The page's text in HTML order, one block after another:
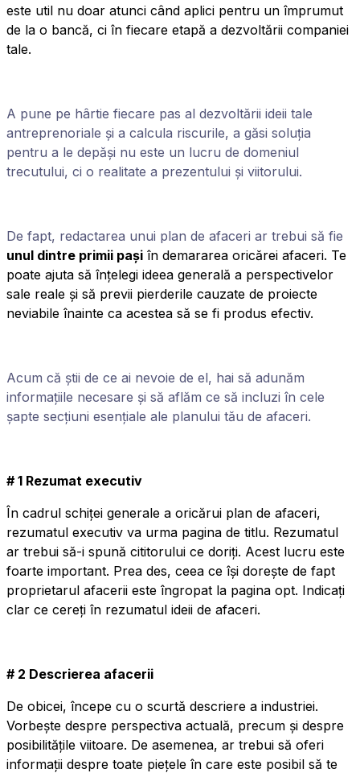
este util nu doar atunci când aplici pentru un împrumut
de la o bancă, ci în fiecare etapă a dezvoltării companiei
tale.
A pune pe hârtie fiecare pas al dezvoltării ideii tale
antreprenoriale și a calcula riscurile, a găsi soluția
pentru a le depăși nu este un lucru de domeniul
trecutului, ci o realitate a prezentului și viitorului.
De fapt, redactarea unui plan de afaceri ar trebui să fie
unul dintre primii pași în demararea oricărei afaceri. Te
poate ajuta să înțelegi ideea generală a perspectivelor
sale reale și să previi pierderile cauzate de proiecte
neviabile înainte ca acestea să se fi produs efectiv.
Acum că știi de ce ai nevoie de el, hai să adunăm
informațiile necesare și să aflăm ce să incluzi în cele
șapte secțiuni esențiale ale planului tău de afaceri.
# 1 Rezumat executiv
În cadrul schiței generale a oricărui plan de afaceri,
rezumatul executiv va urma pagina de titlu. Rezumatul
ar trebui să-i spună cititorului ce doriți. Acest lucru este
foarte important. Prea des, ceea ce își dorește de fapt
proprietarul afacerii este îngropat la pagina opt. Indicați
clar ce cereți în rezumatul ideii de afaceri.
# 2 Descrierea afacerii
De obicei, începe cu o scurtă descriere a industriei.
Vorbește despre perspectiva actuală, precum și despre
posibilitățile viitoare. De asemenea, ar trebui să oferi
informații despre toate piețele în care este posibil să te